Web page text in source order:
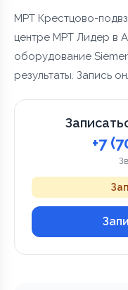
МРТ Крестцово-
центре МРТ Лидер в
оборудование
результаты. Запись
+7